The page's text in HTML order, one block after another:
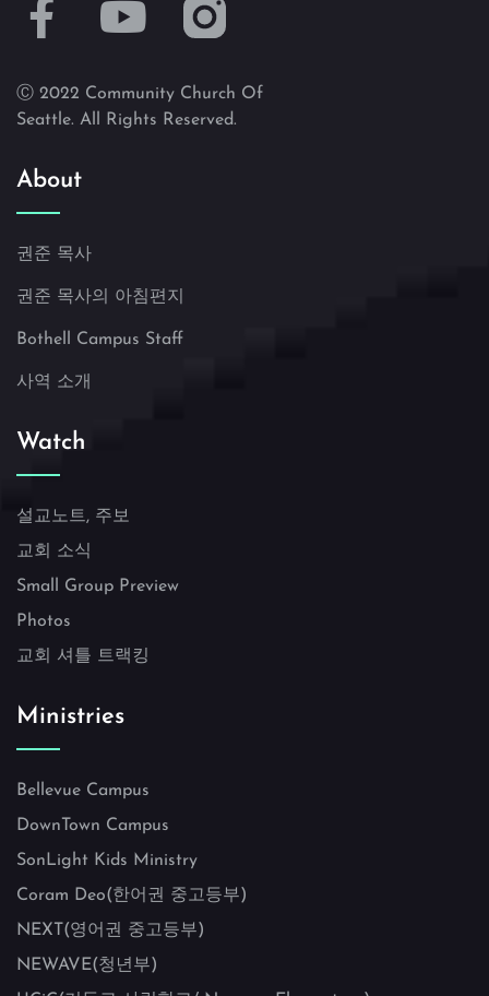
Ⓒ 2022 Community Church Of
Seattle. All Rights Reserved.
About
권준 목사
권준 목사의 아침편지
Bothell Campus Staff
사역 소개
Watch
설교노트, 주보
교회 소식
Small Group Preview
Photos
교회 셔틀 트랙킹
Ministries
Bellevue Campus
DownTown Campus
SonLight Kids Ministry
Coram Deo(한어권 중고등부)
NEXT(영어권 중고등부)
NEWAVE(청년부)